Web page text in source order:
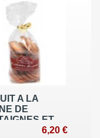
A LA
DE
ET
6,20 €